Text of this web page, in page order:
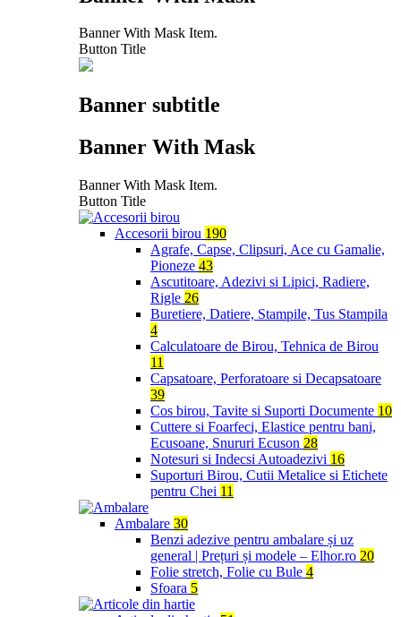
Banner With Mask Item.
Button Title
Banner subtitle
Banner With Mask
Banner With Mask Item.
Button Title
Accesorii birou 190
Agrafe, Capse, Clipsuri, Ace cu Gamalie,
Pioneze 43
Ascutitoare, Adezivi si Lipici, Radiere,
Rigle 26
Buretiere, Datiere, Stampile, Tus Stampila
4
Calculatoare de Birou, Tehnica de Birou
11
Capsatoare, Perforatoare si Decapsatoare
39
Cos birou, Tavite si Suporti Documente 10
Cuttere si Foarfeci, Elastice pentru bani,
Ecusoane, Snururi Ecuson 28
Notesuri si Indecsi Autoadezivi 16
Suporturi Birou, Cutii Metalice si Etichete
pentru Chei 11
Ambalare 30
Benzi adezive pentru ambalare și uz
general | Prețuri și modele – Elhor.ro 20
Folie stretch, Folie cu Bule 4
Sfoara 5